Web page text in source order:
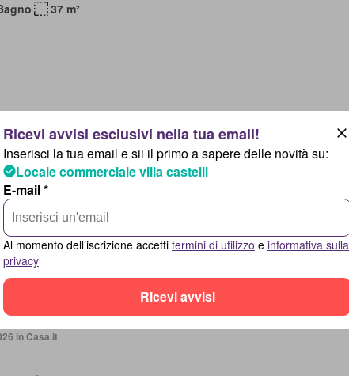
37 m²
in Immobiliare.it
il prezzo
Taranto
11 m²
auto
in Casa.it
Inserisci la tua email e sii il primo a sapere delle novità su:
Locale commerciale villa castelli
E-mail *
Al momento dell’iscrizione accetti termini di utilizzo e informativa sulla
privacy
Ricevi avvisi